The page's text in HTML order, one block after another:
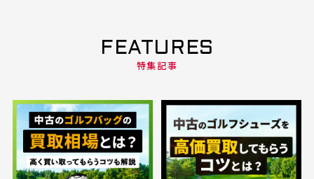
FEATURES
特集記事